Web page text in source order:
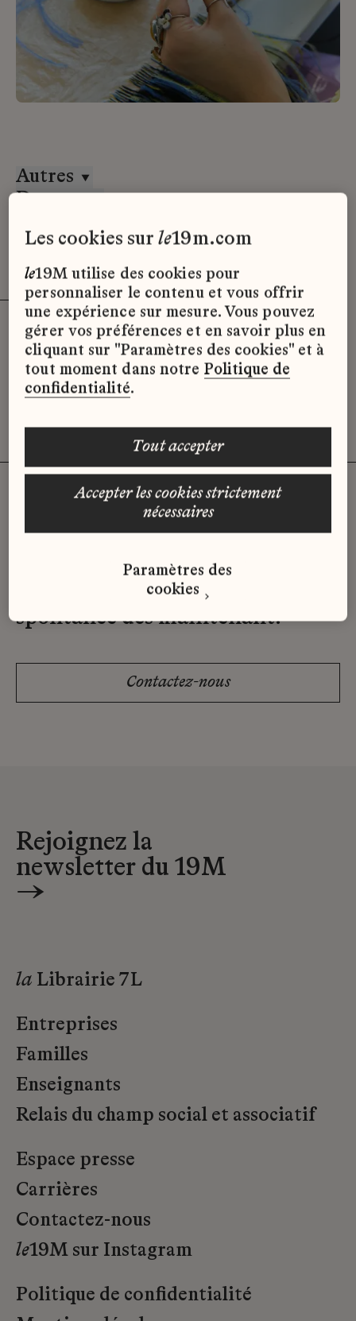
Autres
Desrues
Désolé, il semble qu’il n’y ait pas
d’offres d’emploi disponibles pour le
moment.
Vous n'avez pas trouvé d'offre
qui correspond à votre profil ?
Envoyez-nous votre candidature
spontanée dès maintenant.
Contactez-nous
Rejoignez la
newsletter du 19M
→
la Librairie 7L
Entreprises
Familles
Enseignants
Relais du champ social et associatif
Espace presse
Carrières
Contactez-nous
le19M sur Instagram
Politique de confidentialité
les cookies surle19m.com
le19M utilise des cookies pour
personnaliser le contenu et vous offrir
une expérience sur mesure. Vous pouvez
gérer vos préférences et en savoir plus en
cliquant sur "Paramètres des cookies" et à
tout moment dans notre Politique de
confidentialité.
accepter les cookies strictement
nécessaires
tout accepter
Paramètres des
cookies